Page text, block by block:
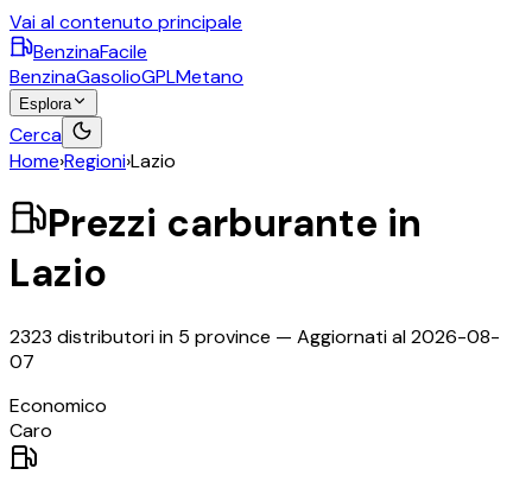
Vai al contenuto principale
BenzinaFacile
BenzinaGasolioGPLMetano
Esplora
Cerca
Home›Regioni›Lazio
Prezzi carburante in
Lazio
2323 distributori in 5 province — Aggiornati al2026-08-
07
Economico
Caro